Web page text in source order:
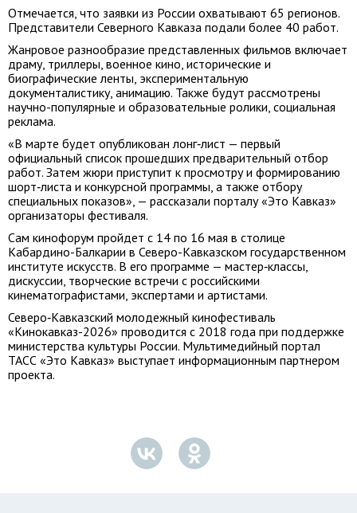
Отмечается, что заявки из России охватывают 65 регионов.
Представители Северного Кавказа подали более 40 работ.
Жанровое разнообразие представленных фильмов включает
драму, триллеры, военное кино, исторические и
биографические ленты, экспериментальную
документалистику, анимацию. Также будут рассмотрены
научно-популярные и образовательные ролики, социальная
реклама.
«В марте будет опубликован лонг‑лист — первый
официальный список прошедших предварительный отбор
работ. Затем жюри приступит к просмотру и формированию
шорт‑листа и конкурсной программы, а также отбору
специальных показов», — рассказали порталу «Это Кавказ»
организаторы фестиваля.
Сам кинофорум пройдет с 14 по 16 мая в столице
Кабардино-Балкарии в Северо-Кавказском государственном
институте искусств. В его программе — мастер‑классы,
дискуссии, творческие встречи с российскими
кинематографистами, экспертами и артистами.
Северо‑Кавказский молодежный кинофестиваль
«Кинокавказ-2026» проводится с 2018 года при поддержке
министерства культуры России. Мультимедийный портал
ТАСС «Это Кавказ» выступает информационным партнером
проекта.